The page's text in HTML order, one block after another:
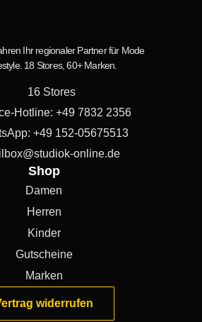
Ihr regionaler Partner für Mode
18 Stores, 60+ Marken.
16 Stores
Hotline: +49 7832 2356
+49 152-05675513
online.de
Shop
Damen
Herren
Kinder
Gutscheine
Marken
widerrufen